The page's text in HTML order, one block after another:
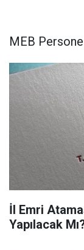
MEB
İl Emri
Yapılacak